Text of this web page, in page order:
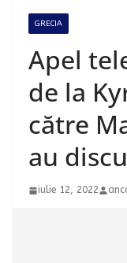
GRECIA
Apel
de la
către
au
iulie 12, 2022